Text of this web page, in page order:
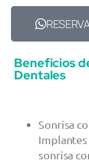
Beneficios
Dentales
Sonrisa
sonrisa